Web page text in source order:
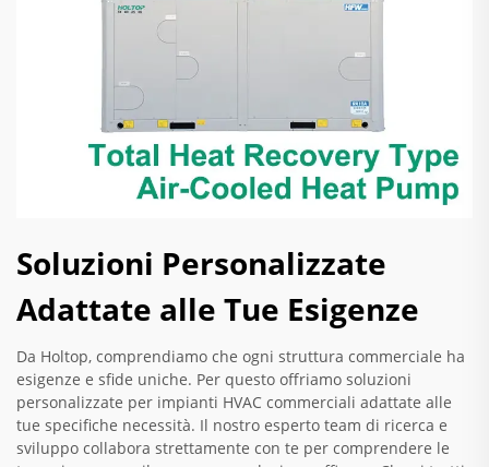
Soluzioni Personalizzate
Adattate alle Tue Esigenze
Da Holtop, comprendiamo che ogni struttura commerciale ha
esigenze e sfide uniche. Per questo offriamo soluzioni
personalizzate per impianti HVAC commerciali adattate alle
tue specifiche necessità. Il nostro esperto team di ricerca e
sviluppo collabora strettamente con te per comprendere le